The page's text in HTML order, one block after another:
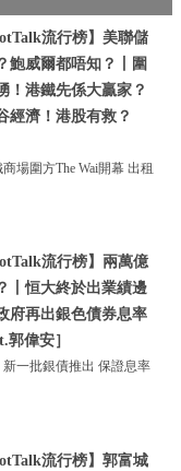
流行榜】美聯儲
鮑威爾都唔知？丨圍
！港鐵先係大贏家？
經濟！港股有救？
場圍方The Wai開幕 出租
流行榜】兩萬億
丨恒大終於出業績邊
府再出銀色債券息率
偉安］
新一批銀債推出 保證息率
流行榜】郭富城